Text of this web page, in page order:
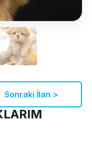
Sonraki İlan >